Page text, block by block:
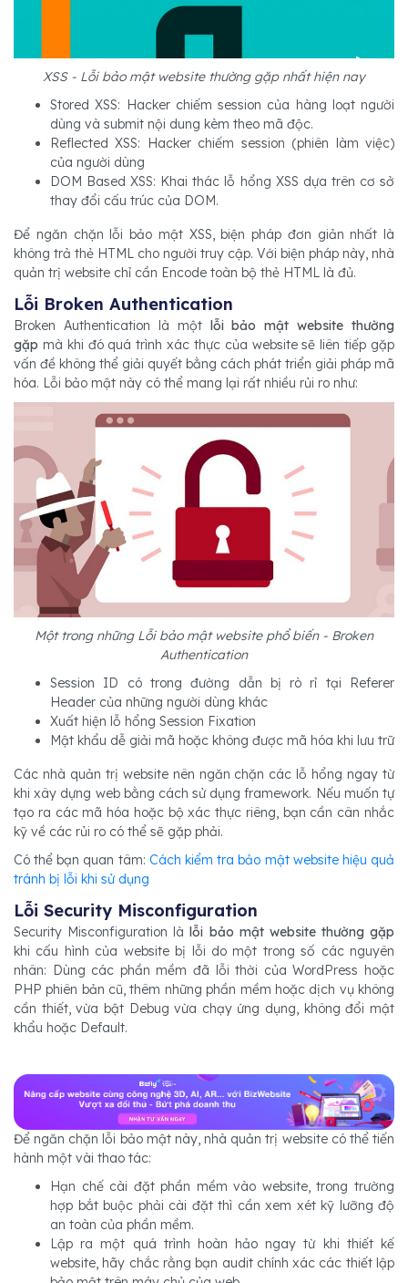
XSS - Lỗi bảo mật website thường gặp nhất hiện nay
Stored XSS: Hacker chiếm session của hàng loạt người
dùng và submit nội dung kèm theo mã độc.
Reflected XSS: Hacker chiếm session (phiên làm việc)
của người dùng
DOM Based XSS: Khai thác lỗ hổng XSS dựa trên cơ sở
thay đổi cấu trúc của DOM.
Để ngăn chặn lỗi bảo mật XSS, biện pháp đơn giản nhất là
không trả thẻ HTML cho người truy cập. Với biện pháp này, nhà
quản trị website chỉ cần Encode toàn bộ thẻ HTML là đủ.
Lỗi Broken Authentication
Broken Authentication là một
lỗi bảo mật website thường
gặp mà khi đó quá trình xác thực của website sẽ liên tiếp gặp
vấn đề không thể giải quyết bằng cách phát triển giải pháp mã
hóa. Lỗi bảo mật này có thể mang lại rất nhiều rủi ro như:
Một trong những Lỗi bảo mật website phổ biến - Broken
Authentication
Session ID có trong đường dẫn bị rò rỉ tại Referer
Header của những người dùng khác
Xuất hiện lỗ hổng Session Fixation
Mật khẩu dễ giải mã hoặc không được mã hóa khi lưu trữ
Các nhà quản trị website nên ngăn chặn các lỗ hổng ngay từ
khi xây dựng web bằng cách sử dụng framework. Nếu muốn tự
tạo ra các mã hóa hoặc bộ xác thực riêng, bạn cần cân nhắc
kỹ về các rủi ro có thể sẽ gặp phải.
Có thể bạn quan tâm: Cách kiểm tra bảo mật website hiệu quả
tránh bị lỗi khi sử dụng
Lỗi Security Misconfiguration
Security Misconfiguration làlỗi bảo mật website thường gặp
khi cấu hình của website bị lỗi do một trong số các nguyên
nhân: Dùng các phần mềm đã lỗi thời của WordPress hoặc
PHP phiên bản cũ, thêm những phần mềm hoặc dịch vụ không
cần thiết, vừa bật Debug vừa chạy ứng dụng, không đổi mật
khẩu hoặc Default​.
Để ngăn chặn lỗi bảo mật này, nhà quản trị website có thể tiến
hành một vài thao tác:
Hạn chế cài đặt phần mềm vào website, trong trường
hợp bắt buộc phải cài đặt thì cần xem xét kỹ lưỡng độ
an toàn của phần mềm.
Lập ra một quá trình hoàn hảo ngay từ khi thiết kế
website, hãy chắc rằng bạn audit chính xác các thiết lập